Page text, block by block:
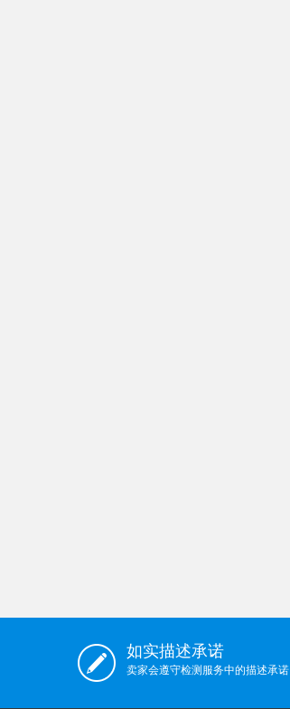
如实描述承诺
卖家会遵守检测服务中的描述承诺